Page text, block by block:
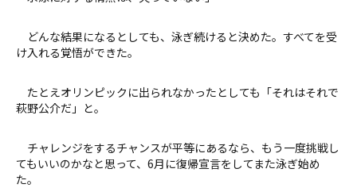
どんな結果になるとしても、泳ぎ続けると決めた。すべてを受
け入れる覚悟ができた。
たとえオリンピックに出られなかったとしても「それはそれで
萩野公介だ」と。
チャレンジをするチャンスが平等にあるなら、もう一度挑戦し
てもいいのかなと思って、6月に復帰宣言をしてまた泳ぎ始め
た。